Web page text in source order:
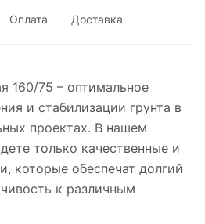
Оплата Доставка
160/75 – оптимальное
и стабилизации грунта в
проектах. В нашем
только качественные и
которые обеспечат долгий
к различным